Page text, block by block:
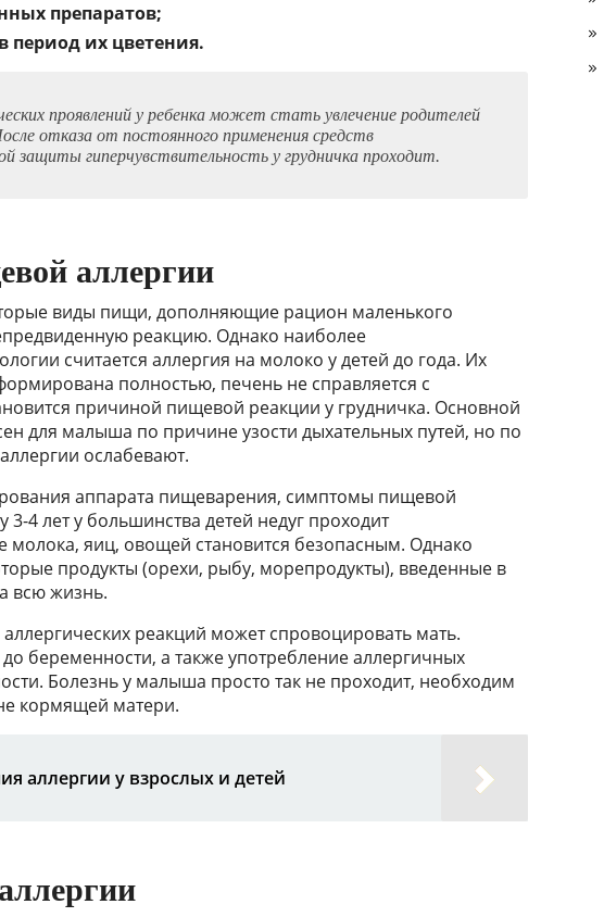
препаратов;
период их цветения.
проявлений у ребенка может стать увлечение родителей
отказа от постоянного применения средств
защиты гиперчувствительность у грудничка проходит.
аллергии
виды пищи, дополняющие рацион маленького
реакцию. Однако наиболее
считается аллергия на молоко у детей до года. Их
полностью, печень не справляется с
причиной пищевой реакции у грудничка. Основной
для малыша по причине узости дыхательных путей, но по
ослабевают.
аппарата пищеварения, симптомы пищевой
3-4 лет у большинства детей недуг проходит
молока, яиц, овощей становится безопасным. Однако
продукты (орехи, рыбу, морепродукты), введенные в
всю жизнь.
реакций может спровоцировать мать.
беременности, а также употребление аллергичных
Болезнь у малыша просто так не проходит, необходим
кормящей матери.
аллергии у взрослых и детей